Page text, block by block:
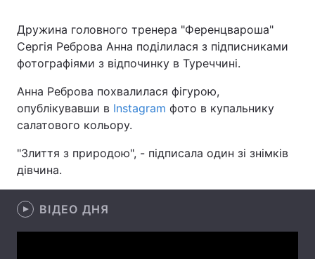
Війна
Україна Політика
Економіка Світ
Спорт Наука
Техно і зв'язок
Здоров'я
Дружина головного тренера "Ференцвароша"
Сергія Реброва Анна поділилася з підписниками
фотографіями з відпочинку в Туреччині.
Анна Реброва похвалилася фігурою,
опублікувавши в Instagram фото в купальнику
салатового кольору.
"Злиття з природою", - підписала один зі знімків
дівчина.
ВІДЕО ДНЯ